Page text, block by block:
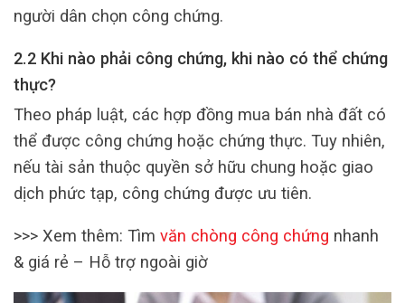
người dân chọn công chứng.
2.2 Khi nào phải công chứng, khi nào có thể chứng
thực?
Theo pháp luật, các hợp đồng mua bán nhà đất có
thể được công chứng hoặc chứng thực. Tuy nhiên,
nếu tài sản thuộc quyền sở hữu chung hoặc giao
dịch phức tạp, công chứng được ưu tiên.
>>> Xem thêm: Tìm văn chòng công chứng nhanh
& giá rẻ – Hỗ trợ ngoài giờ